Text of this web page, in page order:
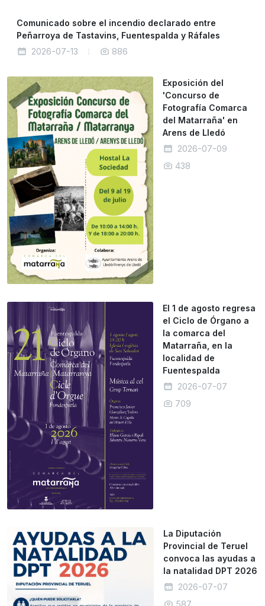
Comunicado sobre el incendio declarado entre
Peñarroya de Tastavins, Fuentespalda y Ráfales
2026-07-13
886
Exposición del
'Concurso de
Fotografía Comarca
del Matarraña' en
Arens de Lledó
2026-07-09
438
El 1 de agosto regresa
el Ciclo de Órgano a
la comarca del
Matarraña, en la
localidad de
Fuentespalda
2026-07-07
709
La Diputación
Provincial de Teruel
convoca las ayudas a
la natalidad DPT 2026
2026-07-07
587